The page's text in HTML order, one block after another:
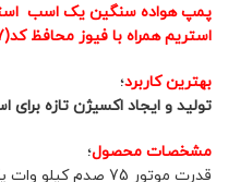
استریم همراه با فیوز محافظ کد(57)
بهترین کاربرد؛
تولید و ایجاد اکسیژن تازه
مشخصات محصول؛
قدرت موتور 75 صدم کیلو وات یک اسب